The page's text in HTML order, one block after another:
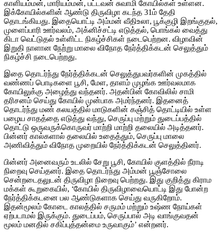
காளியம்மன், மாரியம்மன், பட்டவன் சுவாமி கோயில்கள் உள்ளன.
இக்கோயில்களின் ஆண்டு திருவிழா கடந்த 31ம் தேதி
தொடங்கியது. இதையொட்டி அம்மன் வீதிஉலா, பூக்குழி இறங்குதல்,
முளைப்பாரி ஊர்வலம், அக்னிச்சட்டி எடுத்தல், பொங்கல் வைத்து
கிடா வெட்டுதல் உள்ளிட்ட நிகழ்ச்சிகள் நடைபெற்றன. விழாவின்
இறுதி நாளான நேற்று மாலை விநோத நேர்த்திக்கடன் செலுத்தும்
நிகழ்ச்சி நடைபெற்றது.
இதை தொடர்ந்து நேர்த்திக்கடன் செலுத்துபவர்களின் முகத்தில்
வண்ணப் பொடிகளை பூசி, மேள, தாளம் முழங்க ஊர்வலமாக
கோயிலுக்கு அழைத்து வந்தனர். அதன்பின் கோவிலில் சாமி
தரிசனம் செய்து கோயில் முன்பாக அமர்ந்தனர். இதனைத்
தொடர்ந்து மண் கலயத்தில் மாடுகளின் கஞ்சித் தொட்டியில் உள்ள
பழைய சாதத்தை எடுத்து வந்து, செருப்பு மற்றும் துடைப்பத்தில்
தொட்டு ஒருவருக்கொருவர் மாற்றி மாற்றி தலையில் அடித்தனர்.
பின்னர் கால்களால் தலையில் உதைத்தும், செருப்பு மாலை
அணிவித்தும் விநோத முறையில் நேர்த்திக்கடன் செலுத்தினர்.
பின்னர் அனைவரும் உடலில் சேறு பூசி, கோயில் குளத்தில் நீராடி
நிறைவு செய்தனர். இதை தொடர்ந்து அம்மன் பூஞ்சோலை
சென்றடைதலுடன் திருவிழா நிறைவு பெற்றது. இது குறித்து கிராம
மக்கள் கூறுகையில், ‘கோயில் திருவிழாவையொட்டி இது போன்ற
நேர்த்திக்கடனை பல ஆண்டுகளாக செய்து வருகிறோம்.
இதன்மூலம் கோடை காலத்தில் சருமம் மற்றும் உஷ்ண நோய்கள்
ஏற்படாமல் இருக்கும். துடைப்பம், செருப்பால் அடி வாங்குவதன்
மூலம் மனதில் சகிப்புத்தன்மை உருவாகும்’ என்றனர்.